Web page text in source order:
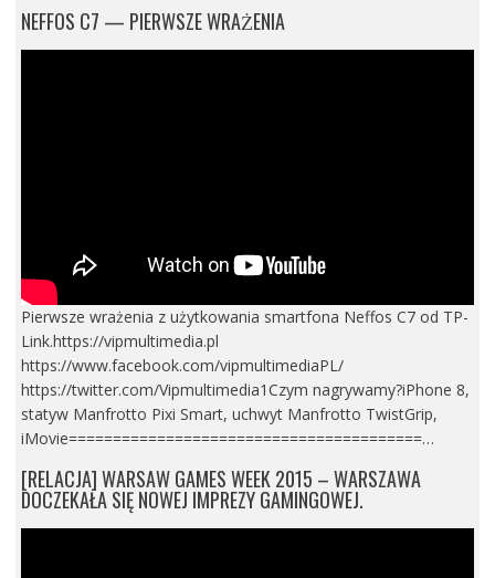
NEFFOS C7 — PIERWSZE WRAŻENIA
Pierwsze wrażenia z użytkowania smartfona Neffos C7 od TP-
Link.https://vipmultimedia.pl
https://www.facebook.com/vipmultimediaPL/
https://twitter.com/Vipmultimedia1Czym nagrywamy?iPhone 8,
statyw Manfrotto Pixi Smart, uchwyt Manfrotto TwistGrip,
iMovie========================================…
[RELACJA] WARSAW GAMES WEEK 2015 – WARSZAWA
DOCZEKAŁA SIĘ NOWEJ IMPREZY GAMINGOWEJ.